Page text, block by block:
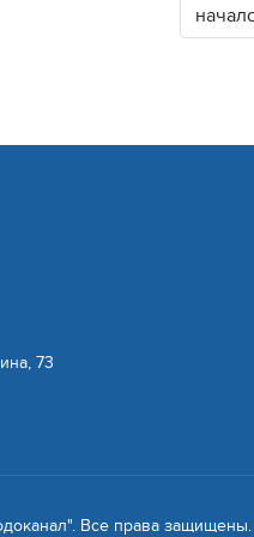
73
Все права защищены.